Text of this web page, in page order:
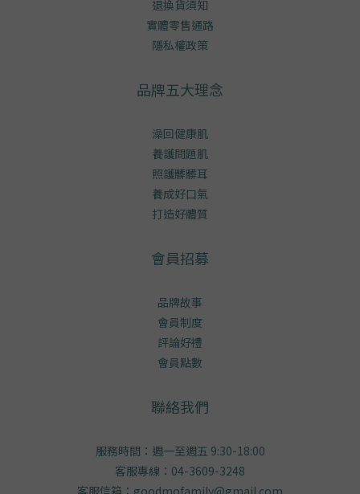
退換貨須知
實體零售通路
隱私權政策
品牌五大理念
澡回健康肌
養護問題肌
照護髒髒耳
養成好口氣
打造好體質
會員招募
品牌故事
會員制度
評論好禮
會員點數
聯絡我們
服務時間：週一至週五 9:30-18:00
客服專線：04-3609-3248
客服信箱：goodmofamily@gmail.com